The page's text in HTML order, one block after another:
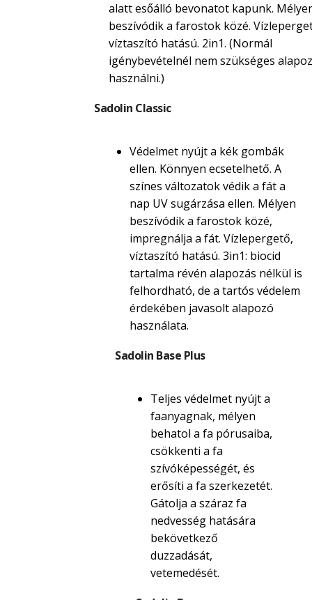
alatt esőálló bevonatot kapunk.
beszívódik a farostok közé.
víztaszító hatású. 2in1. (Normál
igénybevételnél nem szükséges
használni.)
Sadolin Classic
Védelmet nyújt a kék gombák
ellen. Könnyen ecsetelhető. A
színes változatok védik a fát a
nap UV sugárzása ellen. Mélyen
beszívódik a farostok közé,
impregnálja a fát. Vízlepergető,
víztaszító hatású. 3in1: biocid
tartalma révén alapozás nélkül is
felhordható, de a tartós védelem
érdekében javasolt alapozó
használata.
Sadolin Base Plus
Teljes védelmet nyújt a
faanyagnak, mélyen
behatol a fa pórusaiba,
csökkenti a fa
szívóképességét, és
erősíti a fa szerkezetét.
Gátolja a száraz fa
nedvesség hatására
bekövetkező
duzzadását,
vetemedését.